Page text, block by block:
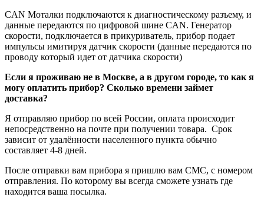
CAN Моталки подключаются к диагностическому разъему, и
данные передаются по цифровой шине CAN. Генератор
скорости, подключается в прикуриватель, прибор подает
импульсы имитируя датчик скорости (данные передаются по
проводу который идет от датчика скорости)
Если я проживаю не в Москве, а в другом городе, то как я
могу оплатить прибор? Сколько времени займет
доставка?
Я отправляю прибор по всей России, оплата происходит
непосредственно на почте при получении товара. Срок
зависит от удалённости населенного пункта обычно
составляет 4-8 дней.
После отправки вам прибора я пришлю вам CMC, с номером
отправления. По которому вы всегда сможете узнать где
находится ваша посылка.